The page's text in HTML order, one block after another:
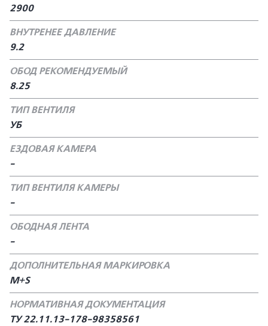
2900
ВНУТРЕНЕЕ ДАВЛЕНИЕ
9.2
ОБОД РЕКОМЕНДУЕМЫЙ
8.25
ТИП ВЕНТИЛЯ
УБ
ЕЗДОВАЯ КАМЕРА
-
ТИП ВЕНТИЛЯ КАМЕРЫ
-
ОБОДНАЯ ЛЕНТА
-
ДОПОЛНИТЕЛЬНАЯ МАРКИРОВКА
M+S
НОРМАТИВНАЯ ДОКУМЕНТАЦИЯ
ТУ 22.11.13-178-98358561